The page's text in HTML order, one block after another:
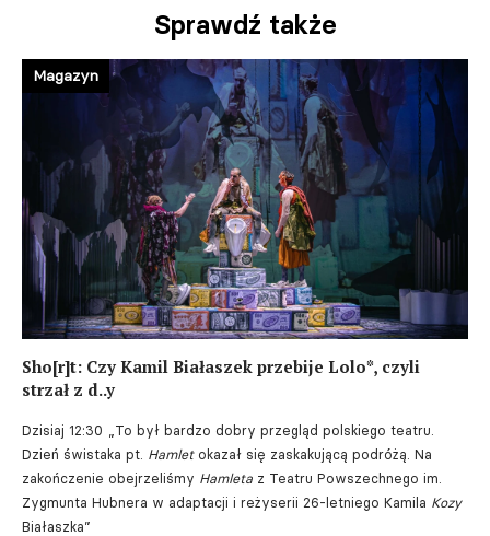
Sprawdź także
Sho[r]t: Czy Kamil Białaszek przebije Lolo*, czyli
strzał z d..y
Dzisiaj 12:30
„To był bardzo dobry przegląd polskiego teatru.
Dzień świstaka pt. Hamletokazał się zaskakującą podróżą. Na
zakończenie obejrzeliśmy Hamleta z Teatru Powszechnego im.
Zygmunta Hubnera w adaptacji i reżyserii 26-letniego Kamila Kozy
Białaszka”
Magazyn